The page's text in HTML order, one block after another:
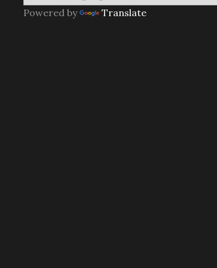
Powered by Translate